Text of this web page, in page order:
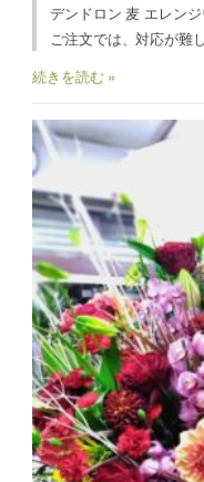
デンドロン 麦 エレン
ご注文では、対応が
続きを読む »